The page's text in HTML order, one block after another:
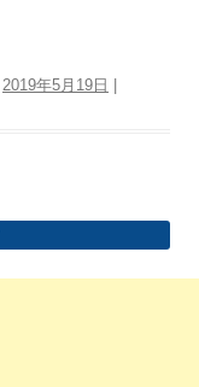
2019年5月19日